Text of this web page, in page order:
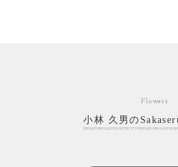
Flowers
小林 久男の